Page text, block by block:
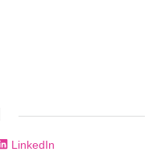
LinkedIn